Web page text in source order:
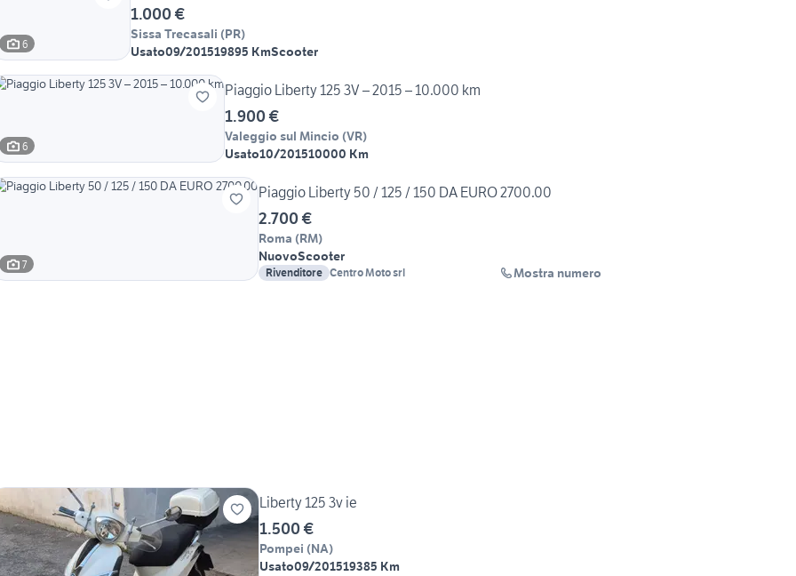
6
1.000 €
Sissa Trecasali (PR)
Usato09/201519895 KmScooter
6
Piaggio Liberty 125 3V – 2015 – 10.000 km
1.900 €
Valeggio sul Mincio (VR)
Usato10/201510000 Km
7
Piaggio Liberty 50 / 125 / 150 DA EURO 2700.00
2.700 €
Roma (RM)
NuovoScooter
Rivenditore Centro Moto srl Mostra numero
Liberty 125 3v ie
1.500 €
Pompei (NA)
Usato09/201519385 Km